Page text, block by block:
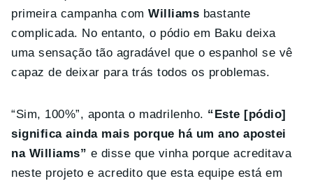
primeira campanha comWilliams bastante
complicada. No entanto, o pódio em Baku deixa
uma sensação tão agradável que o espanhol se vê
capaz de deixar para trás todos os problemas.
“Sim, 100%”, aponta o madrilenho. “Este [pódio]
significa ainda mais porque há um ano apostei
na Williams” e disse que vinha porque acreditava
neste projeto e acredito que esta equipe está em